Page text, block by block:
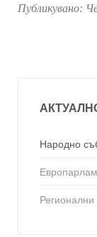
Публикувано:
Народно
Регионални